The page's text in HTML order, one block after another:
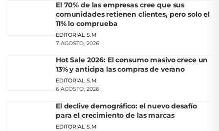
El 70% de las empresas cree que sus
comunidades retienen clientes, pero solo el
11% lo comprueba
EDITORIAL S.M
7 AGOSTO, 2026
Hot Sale 2026: El consumo masivo crece un
13% y anticipa las compras de verano
EDITORIAL S.M
6 AGOSTO, 2026
El declive demográfico: el nuevo desafío
para el crecimiento de las marcas
EDITORIAL S.M